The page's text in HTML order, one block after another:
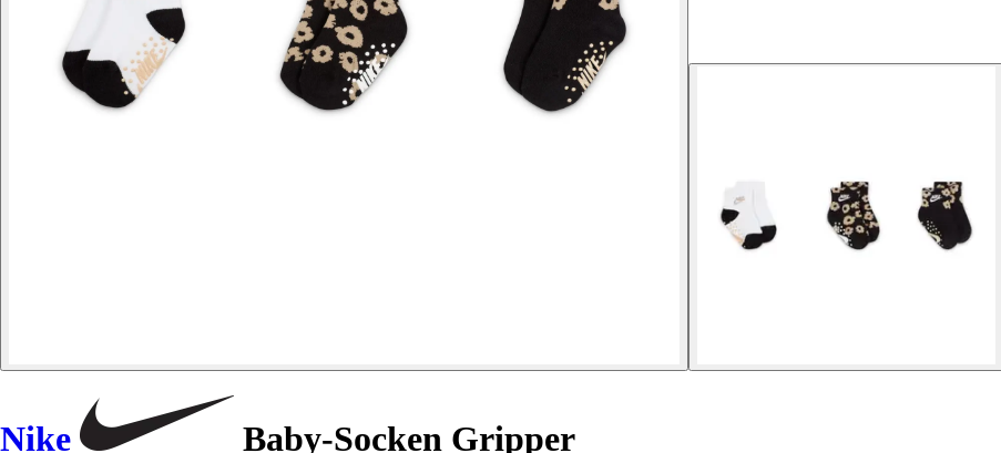
Nike Baby-Socken Gripper